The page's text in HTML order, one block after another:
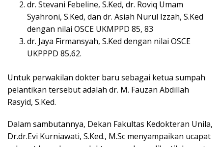
dr. Stevani Febeline, S.Ked, dr. Roviq Umam
Syahroni, S.Ked, dan dr. Asiah Nurul Izzah, S.Ked
dengan nilai OSCE UKMPPD 85, 83
dr. Jaya Firmansyah, S.Ked dengan nilai OSCE
UKPPPD 85,62.
Untuk perwakilan dokter baru sebagai ketua sumpah
pelantikan tersebut adalah dr. M. Fauzan Abdillah
Rasyid, S.Ked.
Dalam sambutannya, Dekan Fakultas Kedokteran Unila,
Dr.dr.Evi Kurniawati, S.Ked., M.Sc menyampaikan ucapat